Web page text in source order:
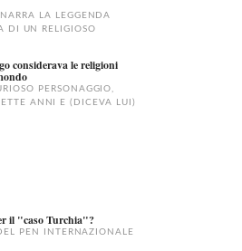
LA LEGGENDA
DI UN RELIGIOSO
considerava le religioni
PERSONAGGIO,
ANNI E (DICEVA LUI)
il "caso Turchia"?
PEN INTERNAZIONALE